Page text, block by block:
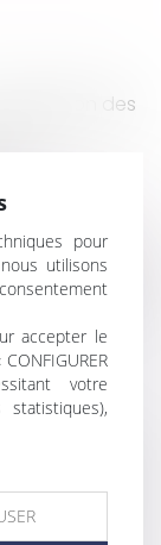
des
entraîner
et
sur
?
dans
au
subvention
les étapes
pour
utilisons
accepter le
votre